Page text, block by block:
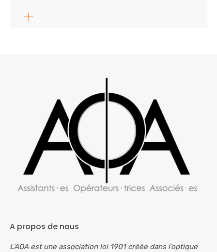
A propos de nous
L’AOA est une association loi 1901 créée dans l’optique